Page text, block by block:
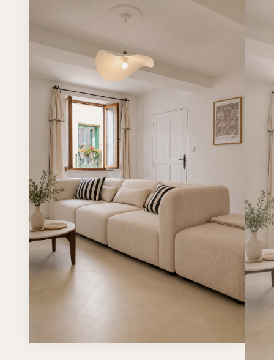
et intemporelle tandis que les détails métalliques
apportent une touche de sophistication discrète.
rangement généreuse sans alourdir visuellement
l'espace. Chaque élément participe à la création d'un
environnement harmonieux où esthétique et
fonctionnalité se complètent parfaitement.